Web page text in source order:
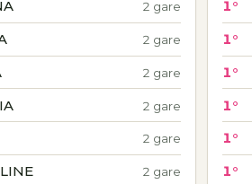
2 gare
2 gare
2 gare
2 gare
2 gare
2 gare
1°
1°
1°
1°
1°
1°